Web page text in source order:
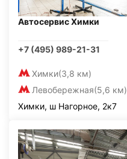
Автосервис Химки
+7 (495) 989-21-31
Химки(3,8 км)
Левобережная(5,6 км)
Химки, ш Нагорное, 2к7